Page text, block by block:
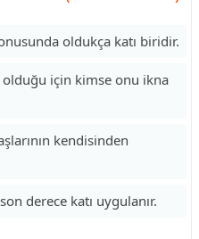
oldukça katı biridir.
olduğu için kimse onu ikna
kendisinden
derece katı uygulanır.